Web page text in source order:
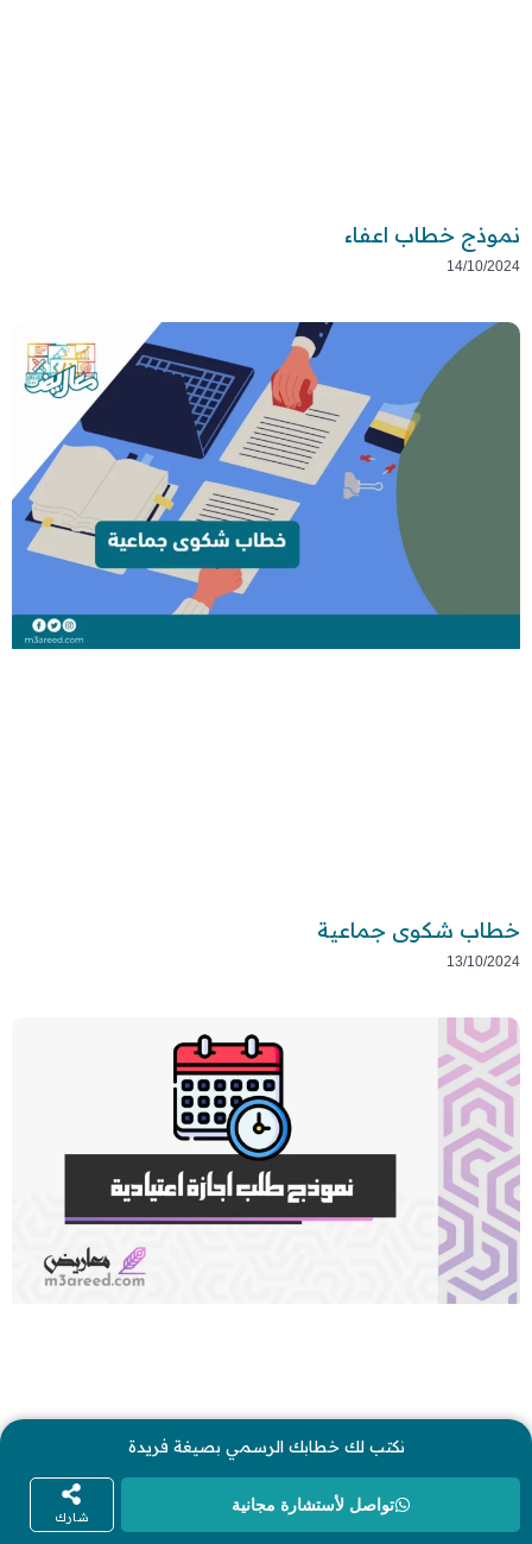
نموذج خطاب اعفاء
14/10/2024
خطاب شكوى جماعية
13/10/2024
نكتب لك خطابك الرسمي بصيغة فريدة
تواصل لأستشارة مجانية
شارك